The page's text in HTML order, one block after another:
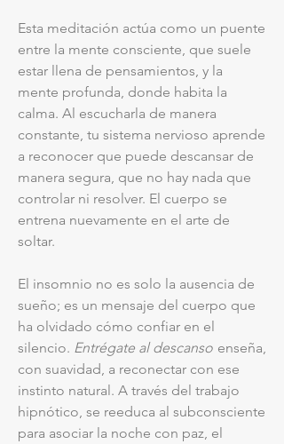
Esta meditación actúa como un puente
entre la mente consciente, que suele
estar llena de pensamientos, y la
mente profunda, donde habita la
calma. Al escucharla de manera
constante, tu sistema nervioso aprende
a reconocer que puede descansar de
manera segura, que no hay nada que
controlar ni resolver. El cuerpo se
entrena nuevamente en el arte de
soltar.
El insomnio no es solo la ausencia de
sueño; es un mensaje del cuerpo que
ha olvidado cómo confiar en el
silencio. Entrégate al descanso enseña,
con suavidad, a reconectar con ese
instinto natural. A través del trabajo
hipnótico, se reeduca al subconsciente
para asociar la noche con paz, el